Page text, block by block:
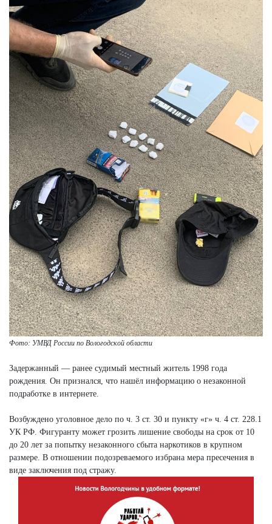
Фото: УМВД России по Вологодской области
Задержанный — ранее судимый местный житель 1998 года
рождения. Он признался, что нашёл информацию о незаконной
подработке в интернете.
Возбуждено уголовное дело по ч. 3 ст. 30 и пункту «г» ч. 4 ст. 228.1
УК РФ. Фигуранту может грозить лишение свободы на срок от 10
до 20 лет за попытку незаконного сбыта наркотиков в крупном
размере. В отношении подозреваемого избрана мера пресечения в
виде заключения под стражу.